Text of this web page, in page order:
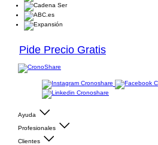
Pide Precio Gratis
Ayuda
Profesionales
Clientes